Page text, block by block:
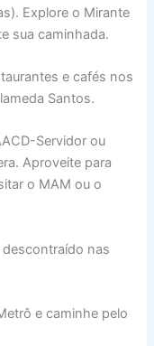
Explore o Mirante
sua caminhada.
e cafés nos
Santos.
Servidor ou
Aproveite para
o MAM ou o
descontraído nas
e caminhe pelo